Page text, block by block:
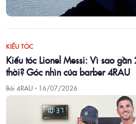
KIỂU TÓC
Kiểu tóc Lionel Messi: Vì sao
thời? Góc nhìn của barber 4RAU
Bởi 4RAU · 16/07/2026